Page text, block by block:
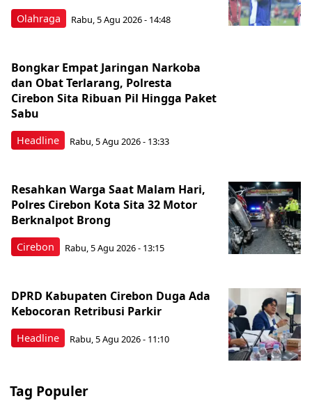
Olahraga Rabu, 5 Agu 2026 - 14:48
Headline
Bongkar Empat Jaringan Narkoba
dan Obat Terlarang, Polresta
Cirebon Sita Ribuan Pil Hingga Paket
Sabu
Rabu, 5 Agu 2026 - 13:33
Cirebon
Resahkan Warga Saat Malam Hari,
Polres Cirebon Kota Sita 32 Motor
Berknalpot Brong
Rabu, 5 Agu 2026 - 13:15
Headline
DPRD Kabupaten Cirebon Duga Ada
Kebocoran Retribusi Parkir
Rabu, 5 Agu 2026 - 11:10
Tag Populer